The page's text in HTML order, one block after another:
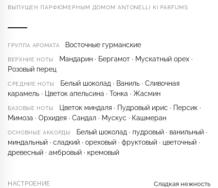
ВЫПУЩЕН ПАРФЮМЕРНЫМ ДОМОМ ANTONELLI KI PARFUMS
ГРУППА АРОМАТА Восточные гурманские
ВЕРХНИЕ НОТЫ
Мандарин · Бергамот · Мускатный орех ·
Розовый перец
СРЕДНИЕ НОТЫ
Белый шоколад · Ваниль · Сливочная
карамель · Цветок апельсина · Тонка · Жасмин
БАЗОВЫЕ НОТЫ
Цветок миндаля · Пудровый ирис · Персик ·
Мимоза · Орхидея · Сандал · Мускус · Кашмеран
ОСНОВНЫЕ АККОРДЫ
Белый шоколад · пудровый · ванильный ·
миндальный · сладкий · ореховый · фруктовый · цветочный ·
древесный · амбровый · кремовый
НАСТРОЕНИЕ Сладкая нежность